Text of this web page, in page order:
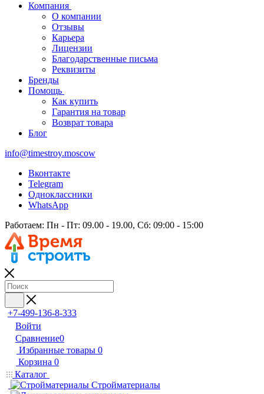
Компания
О компании
Отзывы
Карьера
Лицензии
Благодарственные письма
Реквизиты
Бренды
Помощь
Как купить
Гарантия на товар
Возврат товара
Блог
info@timestroy.moscow
Вконтакте
Telegram
Одноклассники
WhatsApp
Работаем: Пн - Пт: 09.00 - 19.00, Сб: 09:00 - 15:00
+7-499-136-8-333
Войти
Сравнение0
Избранные товары 0
Корзина 0
Каталог
Стройматериалы